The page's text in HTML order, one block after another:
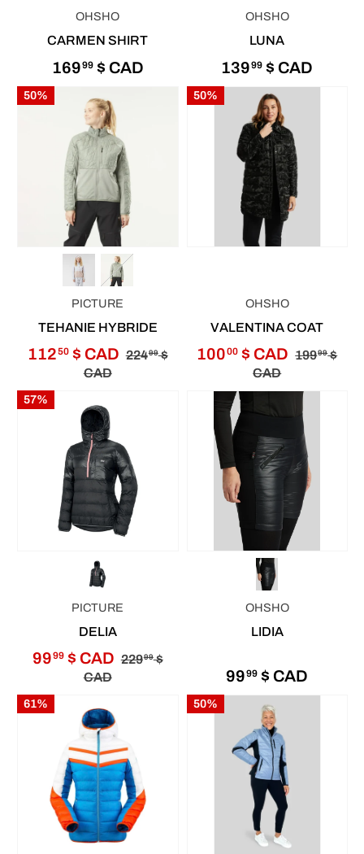
OHSHO
CARMEN SHIRT
16999$ CAD
OHSHO
LUNA
13999 $ CAD
50%
PICTURE
TEHANIE HYBRIDE
11250$ CAD 22499$
CAD
50%
OHSHO
VALENTINA COAT
10000 $ CAD 19999$
CAD
57%
PICTURE
DELIA
9999$ CAD 22999$
CAD
OHSHO
LIDIA
9999 $ CAD
61% 50%